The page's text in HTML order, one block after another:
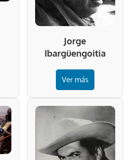
Jorge
Ibargüengoitia
Ver más